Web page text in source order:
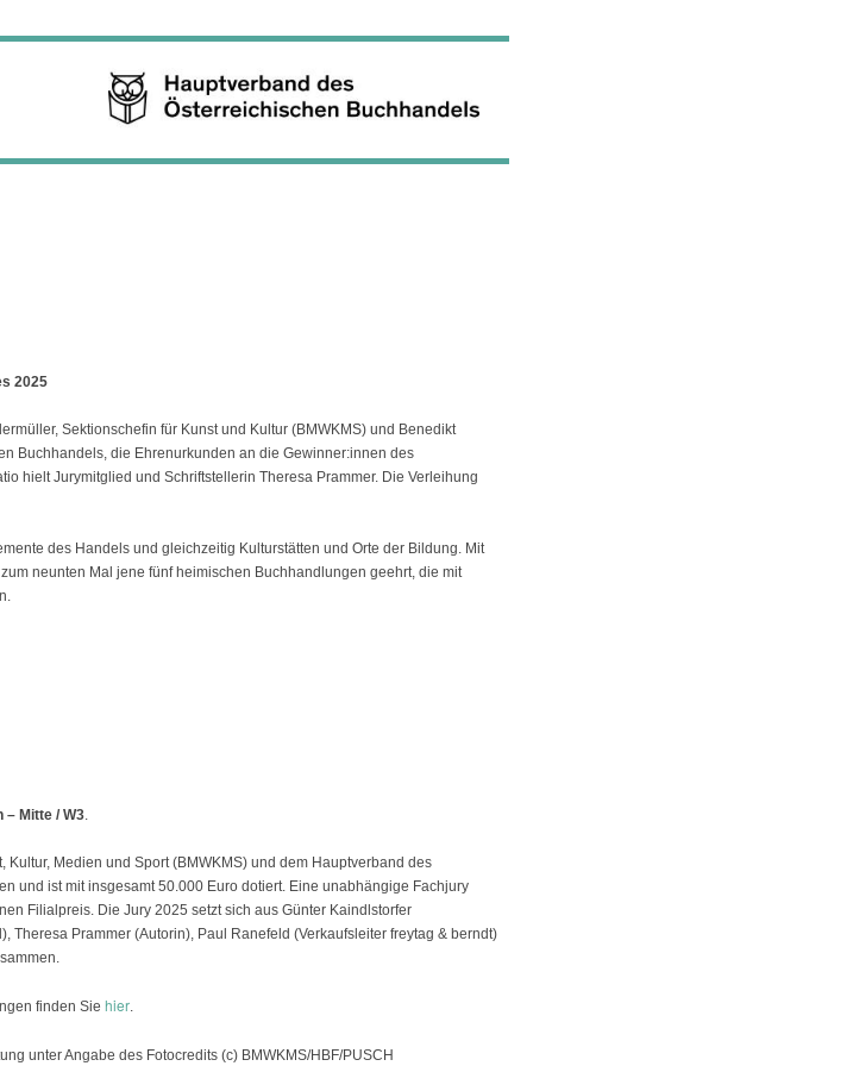
2025
Sektionschefin für Kunst und Kultur (BMWKMS) und Benedikt
Buchhandels, die Ehrenurkunden an die Gewinner:innen des
hielt Jurymitglied und Schriftstellerin Theresa Prammer. Die Verleihung
des Handels und gleichzeitig Kulturstätten und Orte der Bildung. Mit
neunten Mal jene fünf heimischen Buchhandlungen geehrt, die mit
– Mitte / W3.
Medien und Sport (BMWKMS) und dem Hauptverband des
und ist mit insgesamt 50.000 Euro dotiert. Eine unabhängige Fachjury
Filialpreis. Die Jury 2025 setzt sich aus Günter Kaindlstorfer
Theresa Prammer (Autorin), Paul Ranefeld (Verkaufsleiter freytag & berndt)
finden Sie hier.
unter Angabe des Fotocredits (c) BMWKMS/HBF/PUSCH